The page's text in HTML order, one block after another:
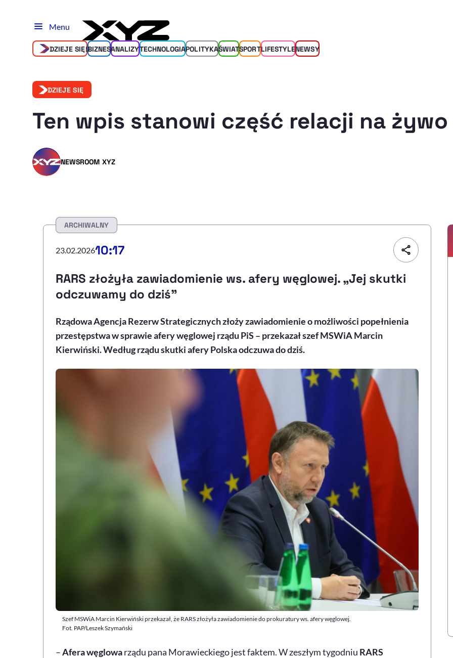
Menu
DZIEJE SIĘ!BIZNESANALIZYTECHNOLOGIAPOLITYKAŚWIATSPORTLIFESTYLENEWSY
DZIEJE SIĘ
Ten wpis stanowi część relacji na
NEWSROOM XYZ
ARCHIWALNY
23.02.202610:17
RARS złożyła zawiadomienie ws. afery węglowej. „Jej skutki
odczuwamy do dziś”
Rządowa Agencja Rezerw Strategicznych złoży zawiadomienie o możliwości popełnienia
przestępstwa w sprawie afery węglowej rządu PiS – przekazał szef MSWiA Marcin
Kierwiński. Według rządu skutki afery Polska odczuwa do dziś.
Szef MSWiA Marcin Kierwiński przekazał, że RARS złożyła zawiadomienie do prokuratury ws. afery węglowej.
Fot. PAP/Leszek Szymański
–Afera węglowarządu pana Morawieckiego jest faktem. W zeszłym tygodniu RARS